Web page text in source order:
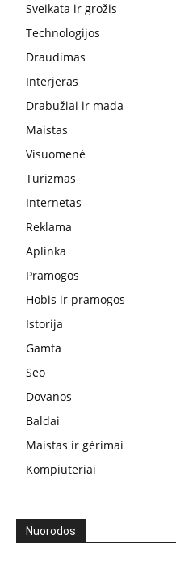
Sveikata ir grožis
Technologijos
Draudimas
Interjeras
Drabužiai ir mada
Maistas
Visuomenė
Turizmas
Internetas
Reklama
Aplinka
Pramogos
Hobis ir pramogos
Istorija
Gamta
Seo
Dovanos
Baldai
Maistas ir gėrimai
Kompiuteriai
Nuorodos